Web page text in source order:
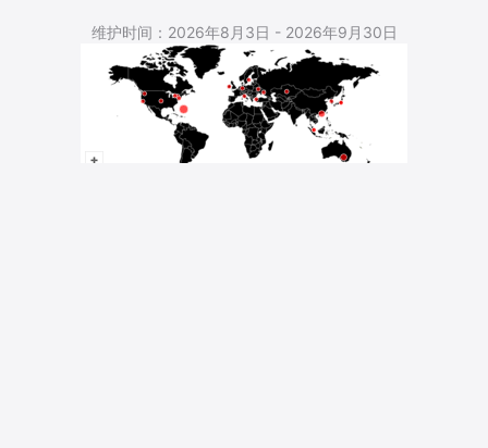
维护时间：2026年8月3日 - 2026年9月30日
5,543 Total Pageviews